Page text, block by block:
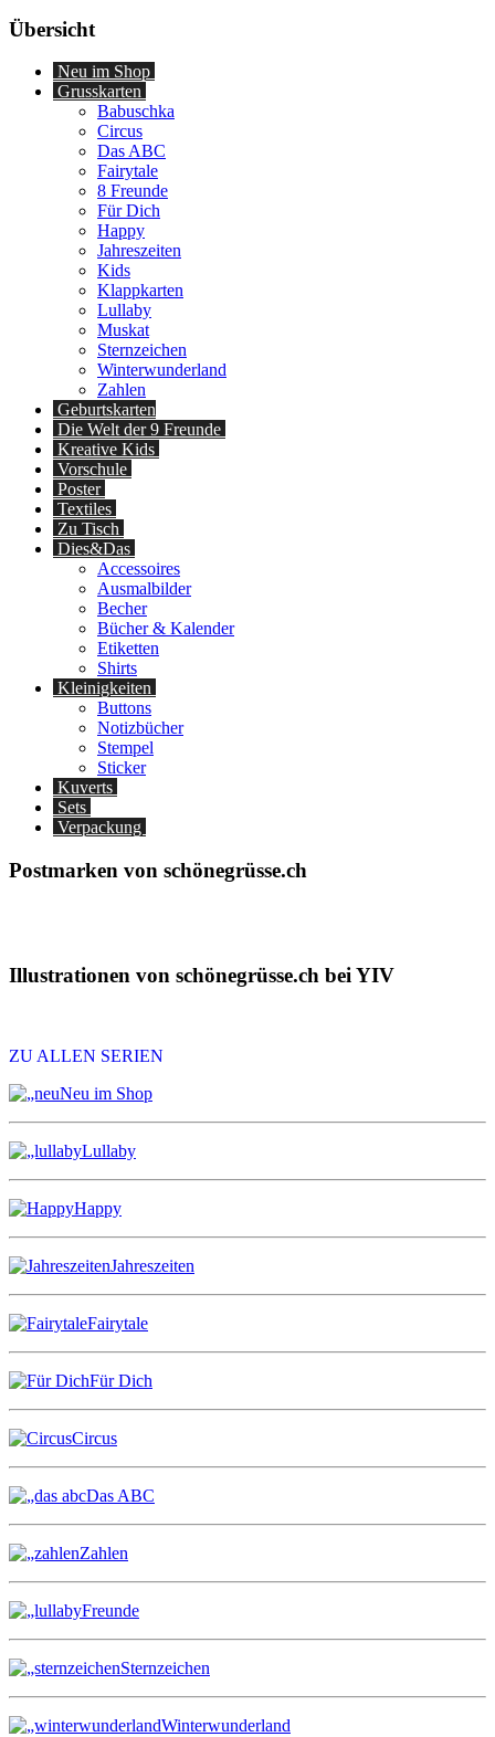
Übersicht
Neu im Shop
Grusskarten
Babuschka
Circus
Das ABC
Fairytale
8 Freunde
Für Dich
Happy
Jahreszeiten
Kids
Klappkarten
Lullaby
Muskat
Sternzeichen
Winterwunderland
Zahlen
Geburtskarten
Die Welt der 9 Freunde
Kreative Kids
Vorschule
Poster
Textiles
Zu Tisch
Dies&Das
Accessoires
Ausmalbilder
Becher
Bücher & Kalender
Etiketten
Shirts
Kleinigkeiten
Buttons
Notizbücher
Stempel
Sticker
Kuverts
Sets
Verpackung
Postmarken von schönegrüsse.ch
Illustrationen von schönegrüsse.ch bei YIV
ZU ALLEN SERIEN
Neu im Shop
Lullaby
Happy
Jahreszeiten
Fairytale
Für Dich
Circus
Das ABC
Zahlen
Freunde
Sternzeichen
Winterwunderland